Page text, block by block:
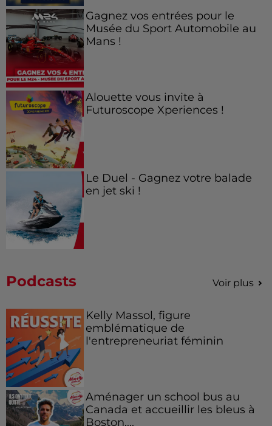
Gagnez vos entrées pour le
Musée du Sport Automobile au
Mans !
Alouette vous invite à
Futuroscope Xperiences !
Le Duel - Gagnez votre balade
en jet ski !
Podcasts Voir plus
Kelly Massol, figure
emblématique de
l'entrepreneuriat féminin
Aménager un school bus au
Canada et accueillir les bleus à
Boston,...